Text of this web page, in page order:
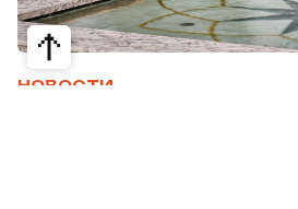
НОВОСТИ